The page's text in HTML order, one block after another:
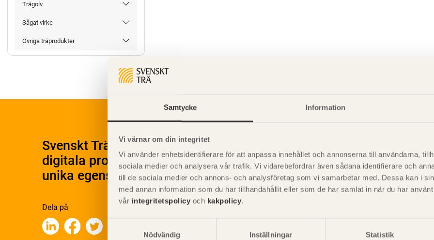
Samtycke Information
Vi värnar om din integritet
Vi använder enhetsidentifierare för att anpassa innehållet och annonserna till användarna,
sociala medier och analysera vår trafik. Vi vidarebefordrar även sådana identifierare och
till de sociala medier och annons- och analysföretag som vi samarbetar med. Dessa kan i
med annan information som du har tillhandahållit eller som de har samlat in när du har
vår integritetspolicy och kakpolicy.
Nödvändig
Inställningar Statistik
Trägolv
Sågat virke
Övriga träprodukter
Svenskt Träs Produktkatalog är svensk sågverksnärings
digitala produktkatalog för att beskriva träprodukter och deras
unika egenskaper.
Dela på